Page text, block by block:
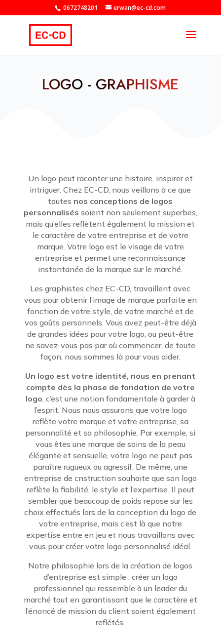
0672748201 erwan@ec-cd.com
LOGO - GRAPHISME
Un logo peut raconter une histoire, inspirer et
intriguer. Chez EC-CD, nous veillons à ce que
toutes nos conceptions de logos
personnalisés soient non seulement superbes,
mais qu’elles reflètent également la mission et
le caractère de votre entreprise et de votre
marque. Votre logo est le visage de votre
entreprise et permet une reconnaissance
instantanée de la marque sur le marché.
Les graphistes chez EC-CD, travaillent avec
vous pour obtenir l’image de marque parfaite en
fonction de votre style, de votre marché et de
vos goûts personnels. Vous avez peut-être déjà
de grandes idées pour votre logo, ou peut-être
ne savez-vous pas par où commencer, de toute
façon, nous sommes là pour vous aider.
Un logo est votre identité, nous en prenant
compte dès la phase de fondation de votre
logo, c’est une notion fondamentale à garder à
l’esprit. Nous nous assurons que votre logo
reflète votre marque et votre entreprise, sa
personnalité et sa philosophie. Par exemple, si
vous êtes une marque de soins de la peau
élégante et sensuelle, votre logo ne peut pas
paraître rugueux ou agressif. De même, une
entreprise de cnstruction souhaite que son logo
reflète la fiabilité, le style et l’expertise. Il peut
sembler que beaucoup de poids repose sur les
choix effectués lors de la conception du logo de
votre entreprise, mais c’est là que notre
expertise entre en jeu et nous travaillons avec
vous pour créer votre logo personnalisé idéal.
Notre philosophie lors de la création de logos
d’entreprise est simple : créer un logo
professionnel qui ressemble à un leader du
marché tout en garantissant que le caractère et
l’énoncé de mission du client soient également
reflétés.